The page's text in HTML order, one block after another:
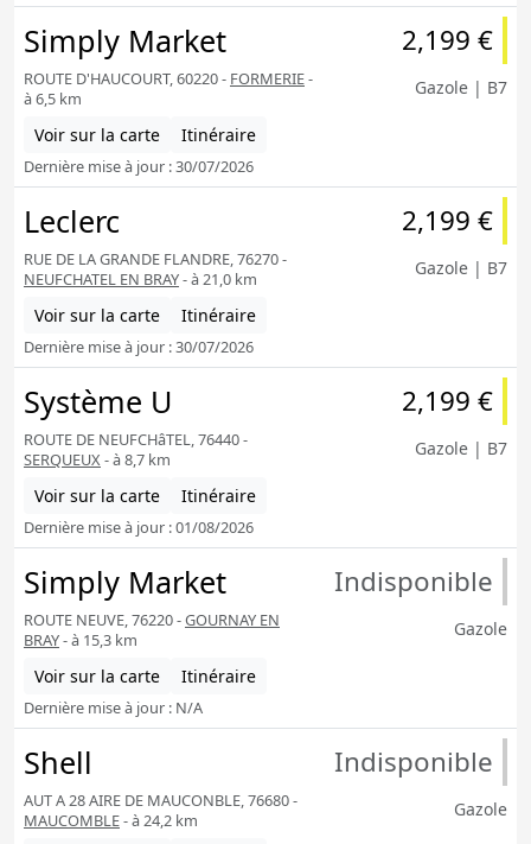
Simply Market
ROUTE D'HAUCOURT, 60220 - FORMERIE-
à 6,5 km
Voir sur la carte Itinéraire
Dernière mise à jour : 30/07/2026
2,199 €
Gazole | B7
Leclerc
RUE DE LA GRANDE FLANDRE, 76270 -
NEUFCHATEL EN BRAY- à 21,0 km
Voir sur la carte Itinéraire
Dernière mise à jour : 30/07/2026
2,199 €
Gazole | B7
Système U
ROUTE DE NEUFCHâTEL, 76440 -
SERQUEUX- à 8,7 km
Voir sur la carte Itinéraire
Dernière mise à jour : 01/08/2026
2,199 €
Gazole | B7
Simply Market
ROUTE NEUVE, 76220 -GOURNAY EN
BRAY- à 15,3 km
Voir sur la carte Itinéraire
Dernière mise à jour : N/A
Indisponible
Gazole
Shell
AUT A 28 AIRE DE MAUCONBLE, 76680 -
MAUCOMBLE- à 24,2 km
Indisponible
Gazole